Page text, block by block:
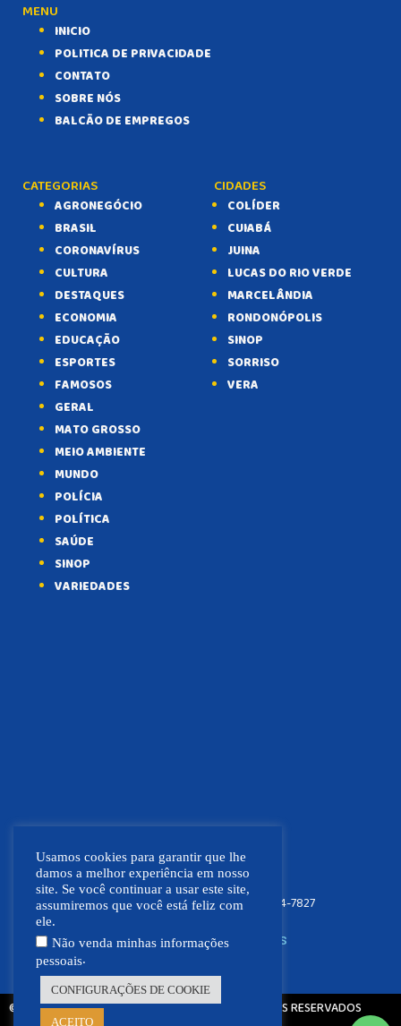
MENU
INICIO
POLITICA DE PRIVACIDADE
CONTATO
SOBRE NÓS
BALCÃO DE EMPREGOS
CATEGORIAS
AGRONEGÓCIO
BRASIL
CORONAVÍRUS
CULTURA
DESTAQUES
ECONOMIA
EDUCAÇÃO
ESPORTES
FAMOSOS
GERAL
MATO GROSSO
MEIO AMBIENTE
MUNDO
POLÍCIA
POLÍTICA
SAÚDE
SINOP
VARIEDADES
CIDADES
COLÍDER
CUIABÁ
JUINA
LUCAS DO RIO VERDE
MARCELÂNDIA
RONDONÓPOLIS
SINOP
SORRISO
VERA
FOCO NEWS MT (66) 9.9664-7827
SIGA NOSSAS REDES SOCIAIS
© 2021 - 2026 - FOCO NEWS MT | TODOS OS DIREITOS RESERVADOS
Usamos cookies para garantir que lhe
damos a melhor experiência em nosso
site. Se você continuar a usar este site,
assumiremos que você está feliz com
ele.
Não venda minhas informações
pessoais.
CONFIGURAÇÕES DE COOKIE
ACEITO